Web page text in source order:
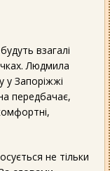
взагалі
Людмила
у Запоріжжі
передбачає,
не тільки